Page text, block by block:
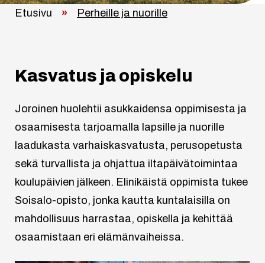
Etusivu » Perheille ja nuorille
Kasvatus ja opiskelu
Joroinen huolehtii asukkaidensa oppimisesta ja
osaamisesta tarjoamalla lapsille ja nuorille
laadukasta varhaiskasvatusta, perusopetusta
sekä turvallista ja ohjattua iltapäivätoimintaa
koulupäivien jälkeen. Elinikäistä oppimista tukee
Soisalo-opisto, jonka kautta kuntalaisilla on
mahdollisuus harrastaa, opiskella ja kehittää
osaamistaan eri elämänvaiheissa.